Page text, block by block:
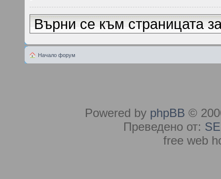
Върни се към страницата
Начало форум
Powered by phpBB ©
Преведено от:
free web